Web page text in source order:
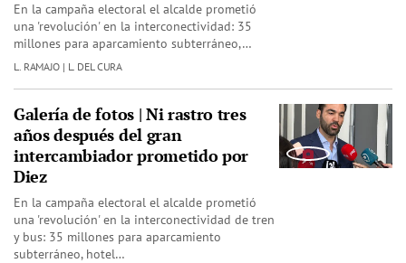
En la campaña electoral el alcalde prometió
una 'revolución' en la interconectividad: 35
millones para aparcamiento subterráneo,…
L. RAMAJO | L. DEL CURA
Galería de fotos | Ni rastro tres
años después del gran
intercambiador prometido por
Diez
En la campaña electoral el alcalde prometió
una 'revolución' en la interconectividad de tren
y bus: 35 millones para aparcamiento
subterráneo, hotel…